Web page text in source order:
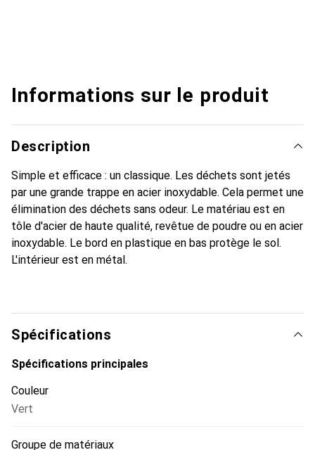
Informations sur le produit
Description
Simple et efficace : un classique. Les déchets sont jetés
par une grande trappe en acier inoxydable. Cela permet une
élimination des déchets sans odeur. Le matériau est en
tôle d'acier de haute qualité, revêtue de poudre ou en acier
inoxydable. Le bord en plastique en bas protège le sol.
L'intérieur est en métal.
Spécifications
Spécifications principales
Couleur
Vert
Groupe de matériaux